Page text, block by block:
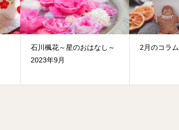
石川楓花～星のおはなし～
2023年9月
2月のコラム